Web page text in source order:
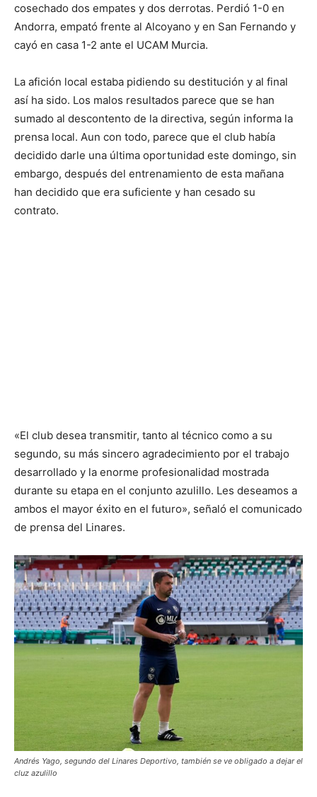
cosechado dos empates y dos derrotas. Perdió 1-0 en
Andorra, empató frente al Alcoyano y en San Fernando y
cayó en casa 1-2 ante el UCAM Murcia.
La afición local estaba pidiendo su destitución y al final
así ha sido. Los malos resultados parece que se han
sumado al descontento de la directiva, según informa la
prensa local. Aun con todo, parece que el club había
decidido darle una última oportunidad este domingo, sin
embargo, después del entrenamiento de esta mañana
han decidido que era suficiente y han cesado su
contrato.
«El club desea transmitir, tanto al técnico como a su
segundo, su más sincero agradecimiento por el trabajo
desarrollado y la enorme profesionalidad mostrada
durante su etapa en el conjunto azulillo. Les deseamos a
ambos el mayor éxito en el futuro», señaló el comunicado
de prensa del Linares.
Andrés Yago, segundo del Linares Deportivo, también se ve obligado a dejar el
cluz azulillo